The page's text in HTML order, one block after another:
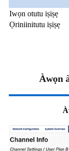
Iwọn otutu iṣiṣẹ
Ọriniinitutu iṣiṣẹ
Àwọn